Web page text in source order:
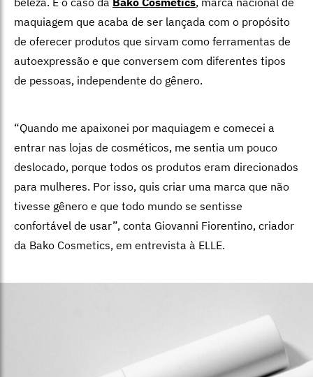
maquiagem que acaba de ser lançada com o propósito
de oferecer produtos que sirvam como ferramentas de
autoexpressão e que conversem com diferentes tipos
de pessoas, independente do gênero.
“Quando me apaixonei por maquiagem e comecei a
entrar nas lojas de cosméticos, me sentia um pouco
deslocado, porque todos os produtos eram direcionados
para mulheres. Por isso, quis criar uma marca que não
tivesse gênero e que todo mundo se sentisse
confortável de usar”, conta Giovanni Fiorentino, criador
da Bako Cosmetics, em entrevista à ELLE.